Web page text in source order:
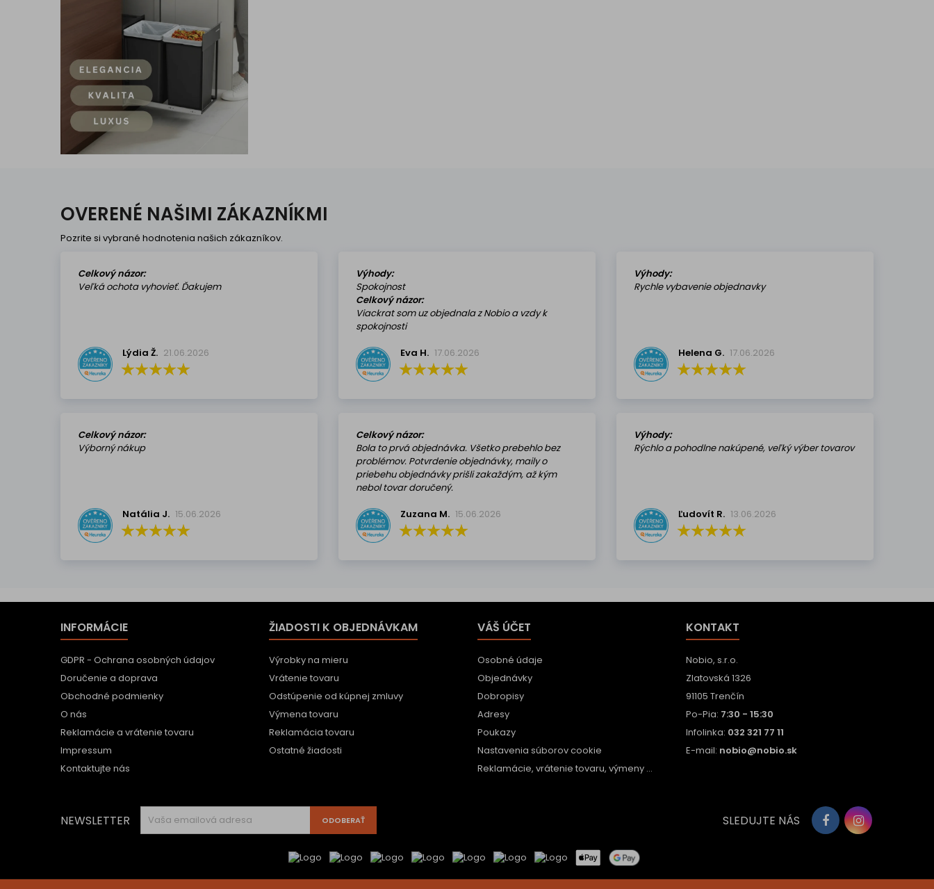
OVERENÉ NAŠIMI ZÁKAZNÍKMI
Pozrite si vybrané hodnotenia našich zákazníkov.
Celkový názor:
Veľká ochota vyhovieť. Ďakujem
Lýdia Ž. 21.06.2026
Výhody:
Spokojnost
Celkový názor:
Viackrat som uz objednala z Nobio a vzdy k
spokojnosti
Eva H. 17.06.2026
Výhody:
Rychle vybavenie objednavky
Helena G. 17.06.2026
Celkový názor:
Výborný nákup
Natália J. 15.06.2026
Celkový názor:
Bola to prvá objednávka. Všetko prebehlo bez
problémov. Potvrdenie objednávky, maily o
priebehu objednávky prišli zakaždým, až kým
nebol tovar doručený.
Zuzana M. 15.06.2026
Výhody:
Rýchlo a pohodlne nakúpené, veľký výber tovarov
Ľudovít R. 13.06.2026
INFORMÁCIE
GDPR - Ochrana osobných údajov
Doručenie a doprava
Obchodné podmienky
O nás
Reklamácie a vrátenie tovaru
Impressum
Kontaktujte nás
ŽIADOSTI K OBJEDNÁVKAM
Výrobky na mieru
Vrátenie tovaru
Odstúpenie od kúpnej zmluvy
Výmena tovaru
Reklamácia tovaru
Ostatné žiadosti
VÁŠ ÚČET
Osobné údaje
Objednávky
Dobropisy
Adresy
Poukazy
Nastavenia súborov cookie
Reklamácie, vrátenie tovaru, výmeny ...
KONTAKT
Nobio, s.r.o.
Zlatovská 1326
91105 Trenčín
Po-Pia: 7:30 - 15:30
Infolinka: 032 321 77 11
E-mail: nobio@nobio.sk
NEWSLETTER SLEDUJTE NÁS